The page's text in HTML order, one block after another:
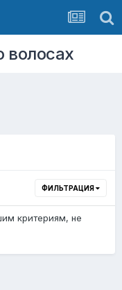
ФИЛЬТРАЦИЯ
критериям, не